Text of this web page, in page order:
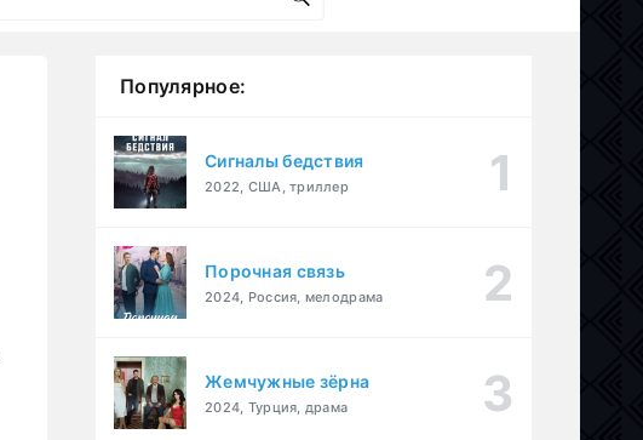
Популярное:
Сигналы бедствия
2022, США, триллер
Порочная связь
2024, Россия, мелодрама
Жемчужные зёрна
2024, Турция, драма